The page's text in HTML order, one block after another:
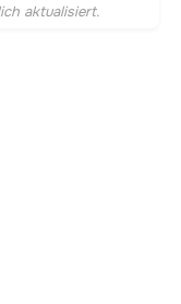
aktualisiert.